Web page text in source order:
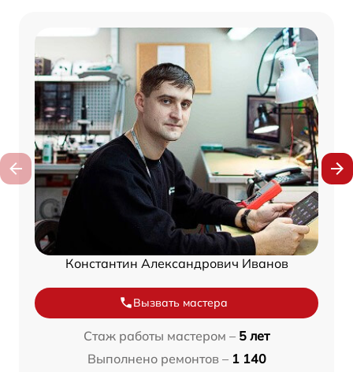
Константин Александрович Иванов
Вызвать мастера
Стаж работы мастером – 5 лет
Выполнено ремонтов – 1 140